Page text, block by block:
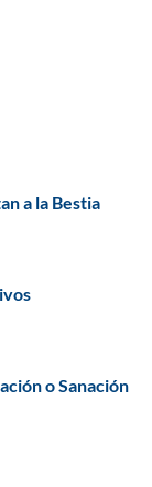
a la Bestia
o Sanación